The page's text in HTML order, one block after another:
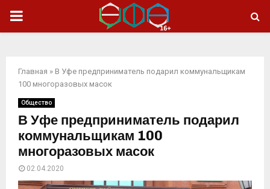
ОСНОВНОЕ
Главная » В Уфе предприниматель подарил коммунальщикам
100 многоразовых масок
Общество
В Уфе предприниматель подарил
коммунальщикам 100
многоразовых масок
02.04.2020